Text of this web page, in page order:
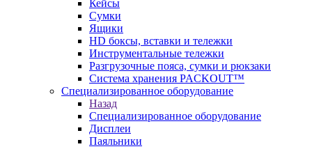
Кейсы
Сумки
Ящики
HD боксы, вставки и тележки
Инструментальные тележки
Разгрузочные пояса, сумки и рюкзаки
Система хранения PACKOUT™
Специализированное оборудование
Назад
Специализированное оборудование
Дисплеи
Паяльники